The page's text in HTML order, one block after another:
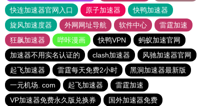
快连加速器官网入口
原子加速器
快鸭加速器
旋风加速度器
外网网址导航 软件中心
雷霆加速
狂飙加速器
哔咔漫画 快鸭VPN
蚂蚁加速官网
加速器不用实名认证的
clash加速器
风驰加速器官网
起飞加速器
雷霆每天免费2小时
黑洞加速器最新版
一元机场. com
起飞加速器
雷霆加速
VP加速器免费永久版兑换券
国外加速器免费